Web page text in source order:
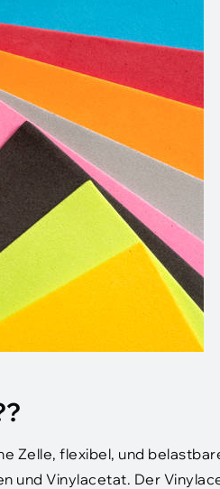
Zelle, flexibel, und
und Vinylacetat. Der